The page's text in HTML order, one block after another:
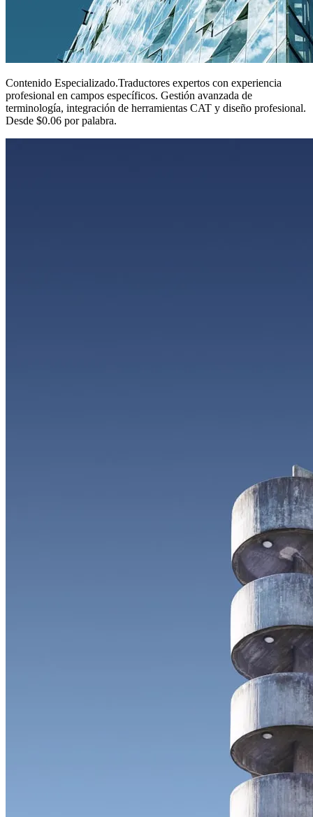
Contenido Especializado.Traductores expertos con experiencia
profesional en campos específicos. Gestión avanzada de
terminología, integración de herramientas CAT y diseño profesional.
Desde $0.06 por palabra.